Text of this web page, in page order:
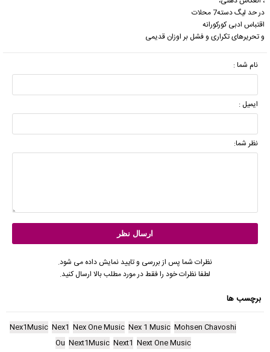
در حد لیگ دسته7 محلات
اقتباس ادبی کورکورانه
و تحریرهای تکراری و فشل بر اوزان قدیمی
نام شما :
ایمیل :
نظر شما:
نظرات شما پس از بررسی و تایید نمایش داده می شود.
لطفا نظرات خود را فقط در مورد مطلب بالا ارسال کنید.
برچسب ها
Mohsen Chavoshi
Nex 1 Music
Nex One Music
Nex1
Nex1Music
Next One Music
Next1
Next1Music
Ou